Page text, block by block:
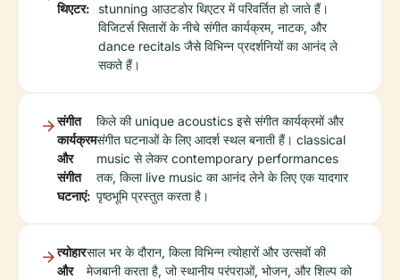
थिएटर:
stunning आउटडोर थिएटर में परिवर्तित हो जाते हैं।
विजिटर्स सितारों के नीचे संगीत कार्यक्रम, नाटक, और
dance recitals जैसे विभिन्न प्रदर्शनियों का आनंद ले
सकते हैं।
संगीत
कार्यक्रम
और
संगीत
घटनाएं:
किले की unique acoustics इसे संगीत कार्यक्रमों और
संगीत घटनाओं के लिए आदर्श स्थल बनाती हैं। classical
music से लेकर contemporary performances
तक, किला live music का आनंद लेने के लिए एक यादगार
पृष्ठभूमि प्रस्तुत करता है।
त्योहार
और
साल भर के दौरान, किला विभिन्न त्योहारों और उत्सवों की
मेजबानी करता है, जो स्थानीय परंपराओं, भोजन, और शिल्प को